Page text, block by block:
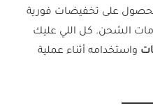
على تخفيضات فورية
الشحن. كل اللي عليك
واستخدامه أثناء عملية